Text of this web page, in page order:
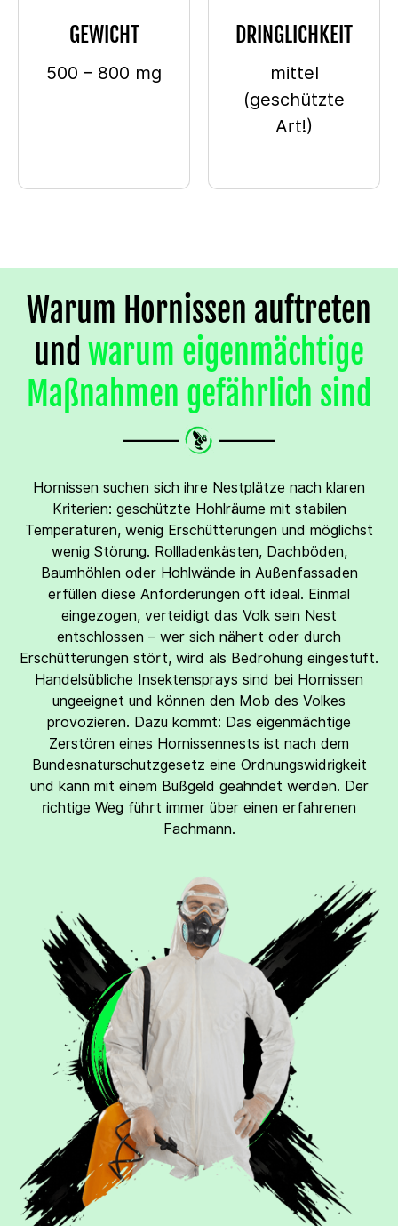
GEWICHT
500 – 800 mg
DRINGLICHKEIT
mittel
(geschützte
Art!)
Warum Hornissen auftreten
undwarum eigenmächtige
Maßnahmen gefährlich sind
Hornissen suchen sich ihre Nestplätze nach klaren
Kriterien: geschützte Hohlräume mit stabilen
Temperaturen, wenig Erschütterungen und möglichst
wenig Störung. Rollladenkästen, Dachböden,
Baumhöhlen oder Hohlwände in Außenfassaden
erfüllen diese Anforderungen oft ideal. Einmal
eingezogen, verteidigt das Volk sein Nest
entschlossen – wer sich nähert oder durch
Erschütterungen stört, wird als Bedrohung eingestuft.
Handelsübliche Insektensprays sind bei Hornissen
ungeeignet und können den Mob des Volkes
provozieren. Dazu kommt: Das eigenmächtige
Zerstören eines Hornissennests ist nach dem
Bundesnaturschutzgesetz eine Ordnungswidrigkeit
und kann mit einem Bußgeld geahndet werden. Der
richtige Weg führt immer über einen erfahrenen
Fachmann.